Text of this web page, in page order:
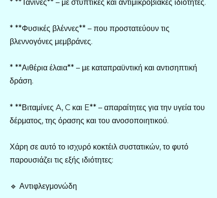
* **Τανίνες** – με στυπτικές και αντιμικροβιακές ιδιότητες.
* **Φυσικές βλέννες** – που προστατεύουν τις
βλεννογόνες μεμβράνες.
* **Αιθέρια έλαια** – με καταπραϋντική και αντισηπτική
δράση.
* **Βιταμίνες A, C και E** – απαραίτητες για την υγεία του
δέρματος, της όρασης και του ανοσοποιητικού.
Χάρη σε αυτό το ισχυρό κοκτέιλ συστατικών, το φυτό
παρουσιάζει τις εξής ιδιότητες:
🔹 Αντιφλεγμονώδη